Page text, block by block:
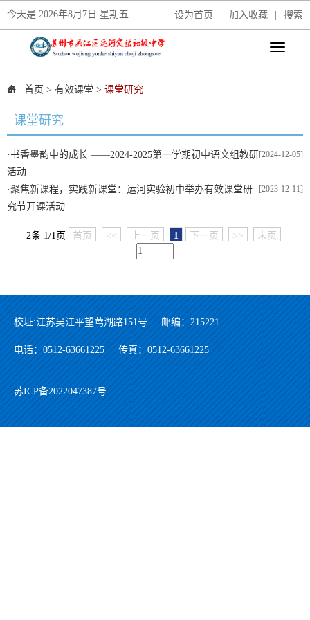
今天是 2026年8月7日 星期五 设为首页 加入收藏 搜索
首页 > 有效课堂 > 课堂研究
课堂研究
[2024-12-05]
·书香墨韵中的成长 ——2024-2025第一学期初中语文组教研
活动
[2023-12-11]
·聚焦新课程，实践新课堂：运河实验初中举办有效课堂研
究节开课活动
2条 1/1页 首页 << 上一页 1 下一页 >> 末页
校址:江苏吴江平望莺湖路151号 邮编：215221
电话：0512-63661225 传真：0512-63661225
苏ICP备2022047387号